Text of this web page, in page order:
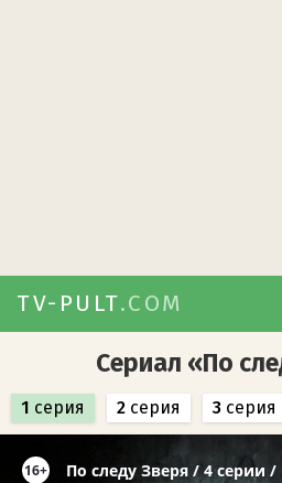
TV-PULT.COM
Сериал «По
1 серия 2 серия 3 серия